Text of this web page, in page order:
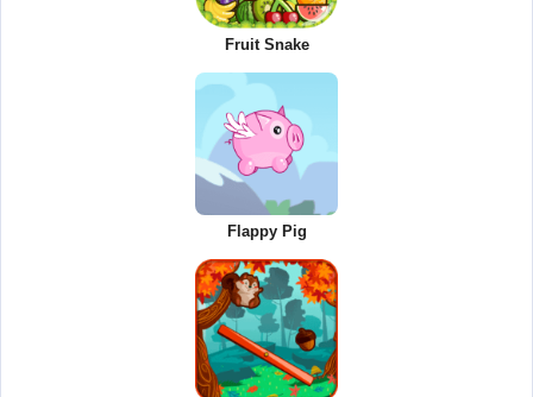
Fruit Snake
Flappy Pig